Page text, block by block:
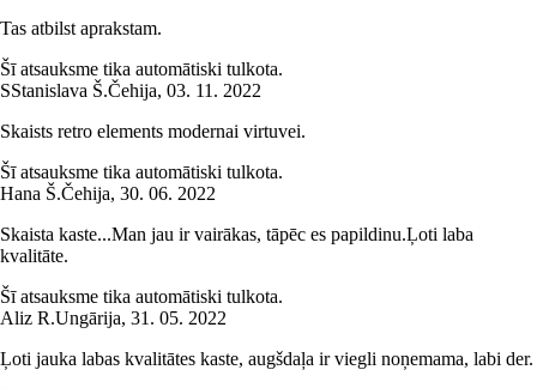
Tas atbilst aprakstam.
Šī atsauksme tika automātiski tulkota.
SStanislava Š.Čehija, 03. 11. 2022
Skaists retro elements modernai virtuvei.
Šī atsauksme tika automātiski tulkota.
Hana Š.Čehija, 30. 06. 2022
Skaista kaste...Man jau ir vairākas, tāpēc es papildinu.Ļoti laba
kvalitāte.
Šī atsauksme tika automātiski tulkota.
Aliz R.Ungārija, 31. 05. 2022
Ļoti jauka labas kvalitātes kaste, augšdaļa ir viegli noņemama, labi der.